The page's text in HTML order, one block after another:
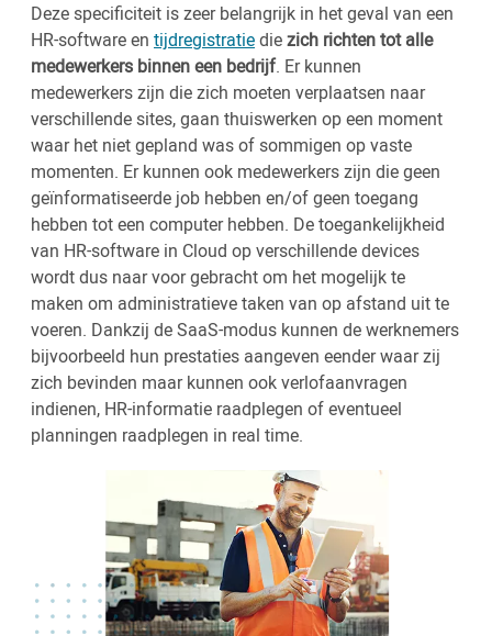
Deze specificiteit is zeer belangrijk in het geval van een
HR-software en tijdregistratiediezich richten tot alle
medewerkers binnen een bedrijf. Er kunnen
medewerkers zijn die zich moeten verplaatsen naar
verschillende sites, gaan thuiswerken op een moment
waar het niet gepland was of sommigen op vaste
momenten. Er kunnen ook medewerkers zijn die geen
geïnformatiseerde job hebben en/of geen toegang
hebben tot een computer hebben. De toegankelijkheid
van HR-software in Cloud op verschillende devices
wordt dus naar voor gebracht om het mogelijk te
maken om administratieve taken van op afstand uit te
voeren. Dankzij de SaaS-modus kunnen de werknemers
bijvoorbeeld hun prestaties aangeven eender waar zij
zich bevinden maar kunnen ook verlofaanvragen
indienen, HR-informatie raadplegen of eventueel
planningen raadplegen in real time.